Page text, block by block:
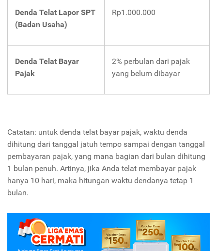
Denda Telat Lapor SPT
(Badan Usaha)
Rp1.000.000
Denda Telat Bayar
Pajak
2% perbulan dari pajak
yang belum dibayar
Catatan: untuk denda telat bayar pajak, waktu denda
dihitung dari tanggal jatuh tempo sampai dengan tanggal
pembayaran pajak, yang mana bagian dari bulan dihitung
1 bulan penuh. Artinya, jika Anda telat membayar pajak
hanya 10 hari, maka hitungan waktu dendanya tetap 1
bulan.